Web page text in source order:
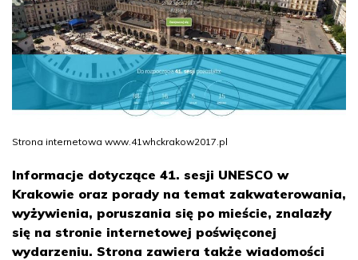
Strona internetowa www.41whckrakow2017.pl
Informacje dotyczące 41. sesji UNESCO w
Krakowie oraz porady na temat zakwaterowania,
wyżywienia, poruszania się po mieście, znalazły
się na stronie internetowej poświęconej
wydarzeniu. Strona zawiera także wiadomości